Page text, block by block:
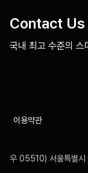
Contact Us
국내 최고 수준의 스
이용약관
우 05510) 서울특별시